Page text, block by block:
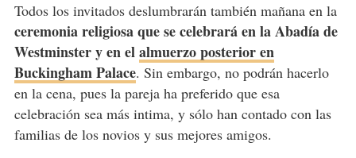
Todos los invitados deslumbrarán también mañana en la
ceremonia religiosa que se celebrará en la Abadía de
Westminster y en elalmuerzo posterior en
Buckingham Palace. Sin embargo, no podrán hacerlo
en la cena, pues la pareja ha preferido que esa
celebración sea más intima, y sólo han contado con las
familias de los novios y sus mejores amigos.